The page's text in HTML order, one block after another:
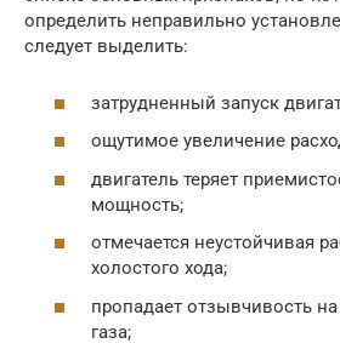
определить неправильно
следует выделить:
затрудненный запуск
ощутимое увеличение
двигатель теряет
мощность;
отмечается неустойчивая
холостого хода;
пропадает отзывчивость
газа;